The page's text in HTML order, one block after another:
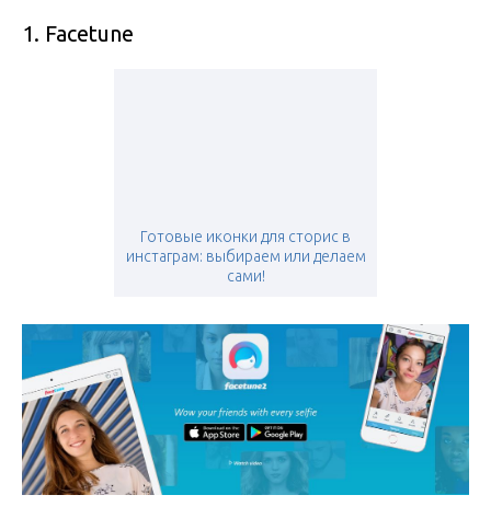
1. Facetune
Готовые иконки для сторис в
инстаграм: выбираем или делаем
сами!